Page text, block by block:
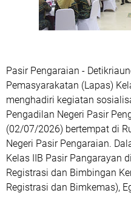
Pasir Pengaraian -
Pemasyarakatan (Lapas)
menghadiri kegiatan
Pengadilan Negeri Pasir
(02/07/2026) bertempat di
Negeri Pasir Pengaraian.
Kelas IIB Pasir Pangarayan
Registrasi dan Bimbingan
Registrasi dan Bimkemas),